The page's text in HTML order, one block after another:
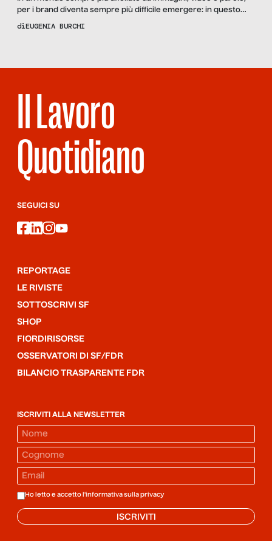
per i brand diventa sempre più difficile emergere: in questo
contesto, i social media sono diventati un must-to-have per
diEUGENIA BURCHI
Il Lavoro
Quotidiano
SEGUICI SU
facebook
linkedin
instagram
youtube
REPORTAGE
LE RIVISTE
SOTTOSCRIVI SF
SHOP
FIORDIRISORSE
OSSERVATORI DI SF/FDR
BILANCIO TRASPARENTE FDR
ISCRIVITI ALLA NEWSLETTER
Ho letto e accetto l'informativa sulla privacy
ISCRIVITI